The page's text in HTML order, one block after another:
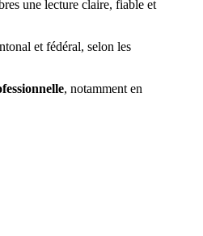
une lecture claire, fiable et
et fédéral, selon les
, notamment en